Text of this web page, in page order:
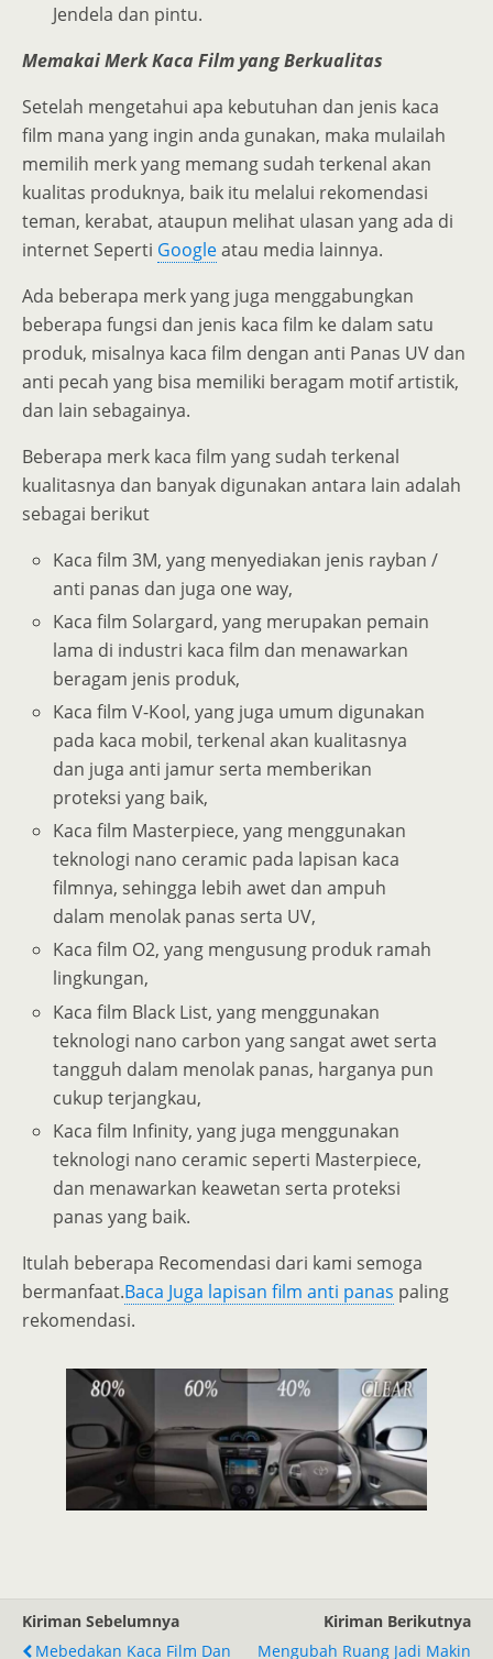
Jendela dan pintu.
Memakai Merk Kaca Film yang Berkualitas
Setelah mengetahui apa kebutuhan dan jenis kaca
film mana yang ingin anda gunakan, maka mulailah
memilih merk yang memang sudah terkenal akan
kualitas produknya, baik itu melalui rekomendasi
teman, kerabat, ataupun melihat ulasan yang ada di
internet Seperti Googleatau media lainnya.
Ada beberapa merk yang juga menggabungkan
beberapa fungsi dan jenis kaca film ke dalam satu
produk, misalnya kaca film dengan anti Panas UV dan
anti pecah yang bisa memiliki beragam motif artistik,
dan lain sebagainya.
Beberapa merk kaca film yang sudah terkenal
kualitasnya dan banyak digunakan antara lain adalah
sebagai berikut
Kaca film 3M, yang menyediakan jenis rayban /
anti panas dan juga one way,
Kaca film Solargard, yang merupakan pemain
lama di industri kaca film dan menawarkan
beragam jenis produk,
Kaca film V-Kool, yang juga umum digunakan
pada kaca mobil, terkenal akan kualitasnya
dan juga anti jamur serta memberikan
proteksi yang baik,
Kaca film Masterpiece, yang menggunakan
teknologi nano ceramic pada lapisan kaca
filmnya, sehingga lebih awet dan ampuh
dalam menolak panas serta UV,
Kaca film O2, yang mengusung produk ramah
lingkungan,
Kaca film Black List, yang menggunakan
teknologi nano carbon yang sangat awet serta
tangguh dalam menolak panas, harganya pun
cukup terjangkau,
Kaca film Infinity, yang juga menggunakan
teknologi nano ceramic seperti Masterpiece,
dan menawarkan keawetan serta proteksi
panas yang baik.
Itulah beberapa Recomendasi dari kami semoga
bermanfaat.Baca Juga lapisan film anti panas paling
rekomendasi.
Kiriman Sebelumnya
Mebedakan Kaca Film Dan
Kiriman Berikutnya
Mengubah Ruang Jadi Makin